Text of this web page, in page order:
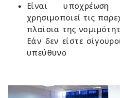
Είναι
χρησιμοποιεί τις
πλαίσια της
Εάν δεν είστε
υπεύθυνο